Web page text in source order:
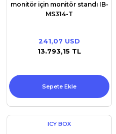
monitör için monitör standı IB-
MS314-T
241,07 USD
13.793,15 TL
Sepete Ekle
ICY BOX